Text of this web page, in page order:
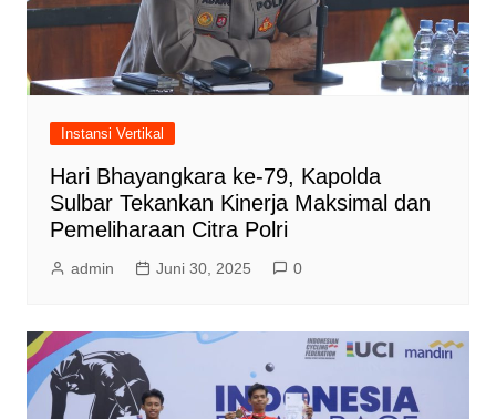
Instansi Vertikal
Hari Bhayangkara ke-79, Kapolda
Sulbar Tekankan Kinerja Maksimal dan
Pemeliharaan Citra Polri
admin Juni 30, 2025 0